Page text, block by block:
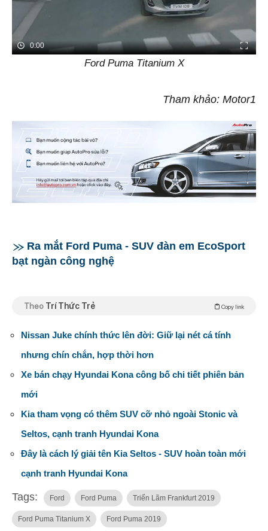
0:00
Ford Puma Titanium X
Tham khảo: Motor1
Ra mắt Ford Puma - SUV đàn em EcoSport
bạt ngàn công nghệ
Theo Trí Thức Trẻ Copy link
Nissan Juke chính thức lên đời: Giữ lại nét cá tính
nhưng chín chắn, hợp thời hơn
Xe bán chạy Hyundai Kona công bố chi tiết phiên bản
mới
Kia tham vọng có thêm SUV cỡ nhỏ ngoài Stonic và
Seltos, cạnh tranh Hyundai Kona
Đây là cách lý giải tên Kia Seltos - SUV hoàn toàn mới
cạnh tranh Hyundai Kona
Tags: Ford Ford Puma Triển Lãm Frankfurt 2019
Ford Puma Titanium X Ford Puma 2019